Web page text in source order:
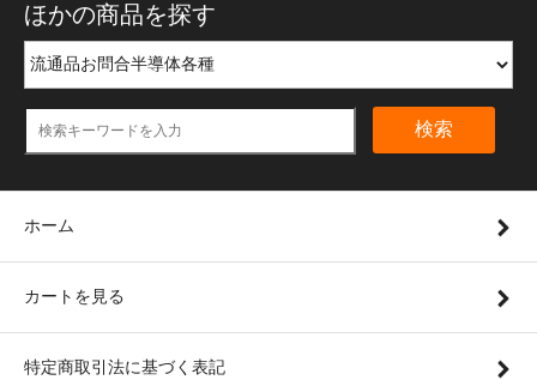
ほかの商品を探す
検索
ホーム
カートを見る
特定商取引法に基づく表記